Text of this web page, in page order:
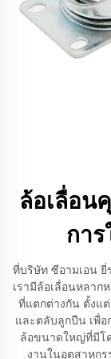
ล้อเลื่อน
กา
ที่บริษัท ซีอามเอน ยี่
เรามีล้อเลื่อนหลาก
ที่แตกต่างกัน ตั้งแ
และตลับลูกปืน เพื่อ
ล้อขนาดใหญ่ที่มีโ
งานในอุตสาหก